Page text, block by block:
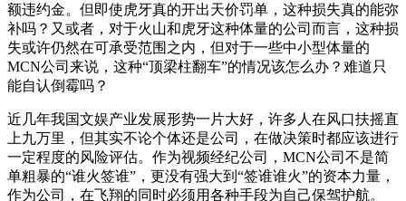
额违约金。但即使虎牙真的开出天价罚单，这种损失真的能弥
补吗？又或者，对于火山和虎牙这种体量的公司而言，这种损
失或许仍然在可承受范围之内，但对于一些中小型体量的
MCN公司来说，这种“顶梁柱翻车”的情况该怎么办？难道只
能自认倒霉吗？
近几年我国文娱产业发展形势一片大好，许多人在风口扶摇直
上九万里，但其实不论个体还是公司，在做决策时都应该进行
一定程度的风险评估。作为视频经纪公司，MCN公司不是简
单粗暴的“谁火签谁”，更没有强大到“签谁谁火”的资本力量，
作为公司，在飞翔的同时必须用各种手段为自己保驾护航。